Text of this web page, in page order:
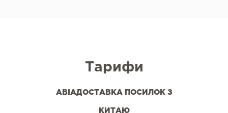
Тарифи
АВІАДОСТАВКА ПОСИЛОК З
КИТАЮ